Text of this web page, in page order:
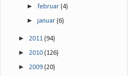
►februar(4)
►januar(6)
► 2011 (94)
► 2010 (126)
► 2009 (20)